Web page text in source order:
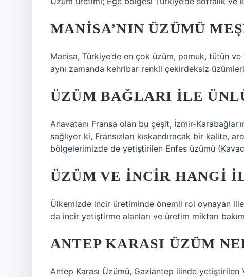
MANISA’NIN ÜZÜMÜ
Manisa, Türkiye’de en çok üzüm, pamuk, tütün
aynı zamanda kehribar renkli çekirdeksiz
ÜZÜM BAĞLARI ILE
Anavatanı Fransa olan bu çeşit, İzmir-
sağlıyor ki, Fransızları kıskandıracak bir kalite,
bölgelerimizde de yetiştirilen Enfes üzümü
ÜZÜM VE INCIR HANGI
Ülkemizde incir üretiminde önemli rol oynayan
da incir yetiştirme alanları ve üretim miktarı
ANTEP KARASI ÜZÜM
Antep Karası Üzümü, Gaziantep ilinde